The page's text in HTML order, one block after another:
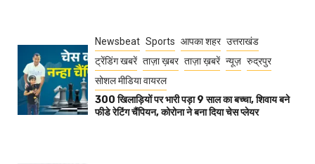
Newsbeat Sports आपका शहर उत्तराखंड
ट्रेंडिंग खबरें ताज़ा ख़बर ताज़ा ख़बरें न्यूज़ रुद्रपुर
सोशल मीडिया वायरल
300 खिलाड़ियों पर भारी पड़ा 9 साल का बच्चा, शिवाय बने
फीडे रेटिंग चैंपियन, कोरोना ने बना दिया चेस प्लेयर